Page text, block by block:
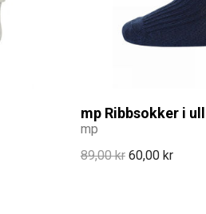
mp Ribbsokker i ull
mp
89,00 kr 60,00 kr